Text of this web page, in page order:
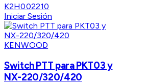
K2H002210
Iniciar Sesión
KENWOOD
Switch PTT para PKT03 y
NX-220/320/420